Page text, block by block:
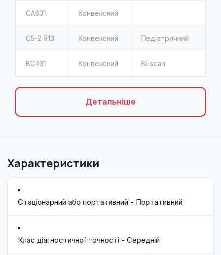
CA631 Конвексний
C5-2 R13 Конвексний Педіатричний
BC431 Конвексний Bi-scan
Детальніше
Характеристики
Стаціонарний або портативний - Портативний
Клас діагностичної точності - Середній